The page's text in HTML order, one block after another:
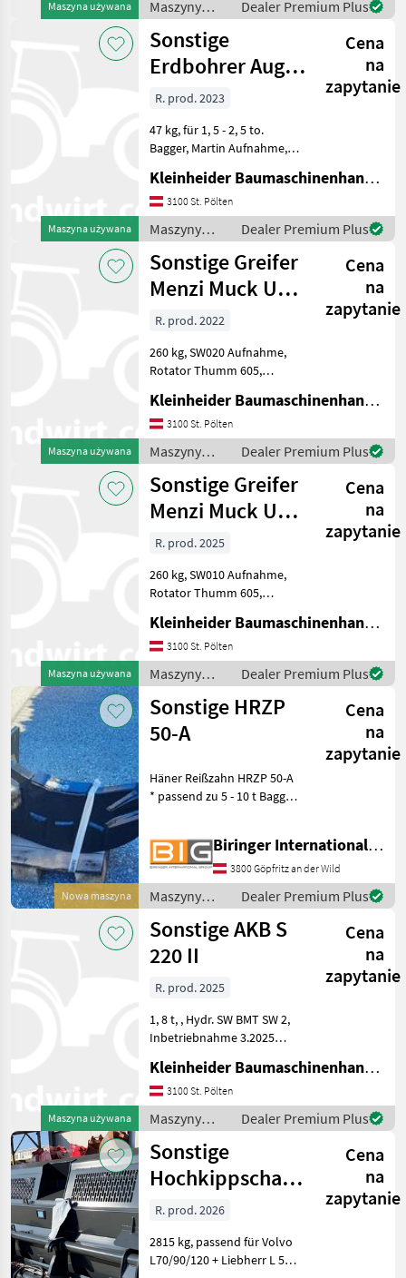
Maszyna używana
Maszyny
budowlane /
Sonstige
Dealer Premium Plus
Maszyna używana
Sonstige
Erdbohrer Auger
Torque X 2500
Cena
na
zapytanie
R. prod. 2023
47 kg, für 1, 5 - 2, 5 to.
Bagger, Martin Aufnahme,
Holzspalter, 1 Bohrer
Maszyny budowlane
Koparka - osprzęt
Kleinheider Baumaschinenhandel GmbH.
3100 St. Pölten
Maszyny
budowlane /
Sonstige
Dealer Premium Plus
Maszyna używana
Sonstige Greifer
Menzi Muck UG
05 mit
Schneidkante
M10
Cena
na
zapytanie
R. prod. 2022
260 kg, SW020 Aufnahme,
Rotator Thumm 605,
Unterschraubwendemesser
Maszyny budowlane
Koparka - osprzęt
Kleinheider Baumaschinenhandel GmbH.
3100 St. Pölten
Maszyny
budowlane /
Sonstige
Dealer Premium Plus
Maszyna używana
Sonstige Greifer
Menzi Muck UG
05 M10
Cena
na
zapytanie
R. prod. 2025
260 kg, SW010 Aufnahme,
Rotator Thumm 605,
Maszyny budowlane
Koparka - osprzęt
Kleinheider Baumaschinenhandel GmbH.
3100 St. Pölten
Maszyny
budowlane /
Sonstige
Dealer Premium Plus
Nowa maszyna
Sonstige HRZP
50-A
Cena
na
zapytanie
Häner Reißzahn HRZP 50-A
* passend zu 5 - 10 t Bagger
System Ø 50 mm *
Eigengewicht: 65 kg Typ
zawieszenia: Zryw ząb M
Biringer International GmbH
3800 Göpfritz an der Wild
Maszyny
budowlane /
Sonstige
Dealer Premium Plus
Maszyna używana
Sonstige AKB S
220 II
Cena
na
zapytanie
R. prod. 2025
1, 8 t, , Hydr. SW BMT SW 2,
Inbetriebnahme 3.2025
Koparka - osprzęt
Kleinheider Baumaschinenhandel GmbH.
3100 St. Pölten
Maszyny
budowlane /
Sonstige
Dealer Premium Plus
Sonstige
Hochkippschaufel
HS-Z2 6 m3
Cena
na
zapytanie
R. prod. 2026
2815 kg, passend für Volvo
L70/90/120 + Liebherr L 550